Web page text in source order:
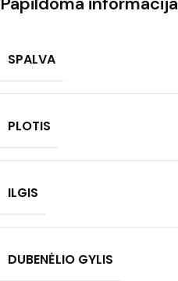
SPALVA
PLOTIS
ILGIS
DUBENĖLIO GYLIS